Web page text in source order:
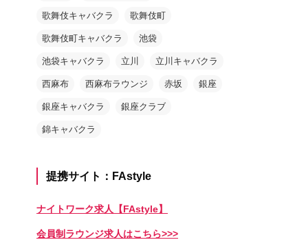
歌舞伎キャバクラ 歌舞伎町
歌舞伎町キャバクラ 池袋
池袋キャバクラ 立川 立川キャバクラ
西麻布 西麻布ラウンジ 赤坂 銀座
銀座キャバクラ 銀座クラブ
錦キャバクラ
提携サイト：FAstyle
ナイトワーク求人【FAstyle】
会員制ラウンジ求人はこちら>>>